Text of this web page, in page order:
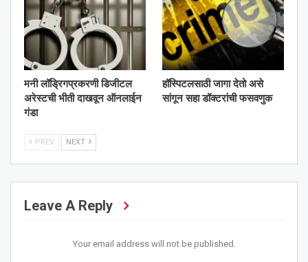
मनी लॉड्रिगप्रकरणी डिजीटल
अरेस्टची भीती दाखवून ऑनलाईन
गंडा
हॉस्पिटलसाठी जागा देतो असे
सांगून सहा डॉक्टरांची फसवणुक
PREV NEXT
Leave A Reply
Your email address will not be published.